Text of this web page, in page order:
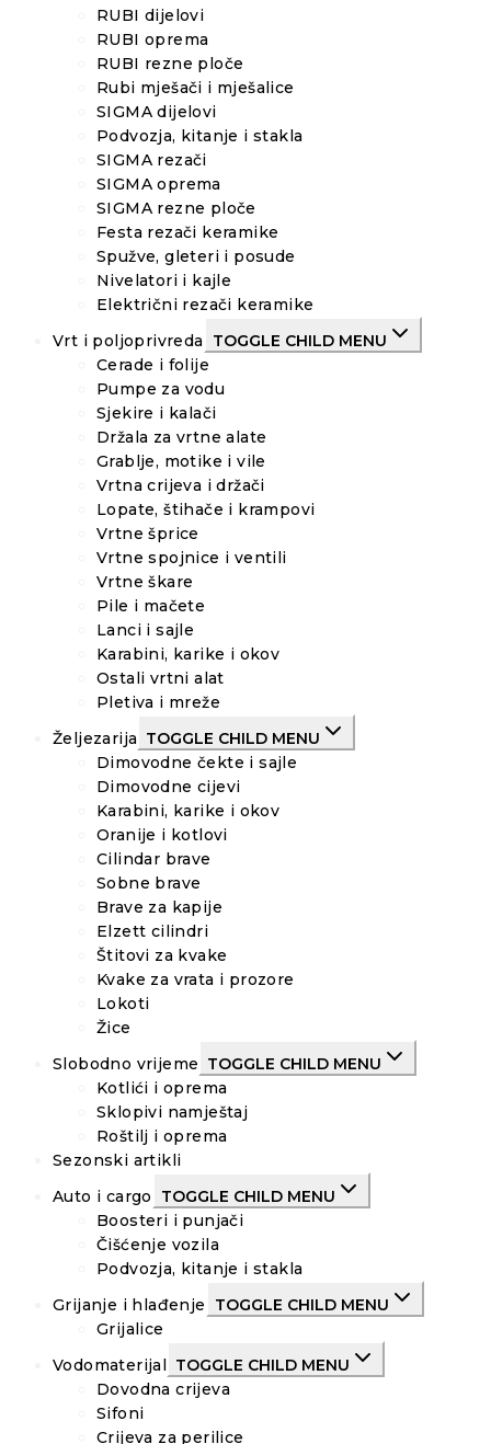
RUBI dijelovi
RUBI oprema
RUBI rezne ploče
Rubi mješači i mješalice
SIGMA dijelovi
Podvozja, kitanje i stakla
SIGMA rezači
SIGMA oprema
SIGMA rezne ploče
Festa rezači keramike
Spužve, gleteri i posude
Nivelatori i kajle
Električni rezači keramike
Vrt i poljoprivreda
TOGGLE CHILD MENU
Cerade i folije
Pumpe za vodu
Sjekire i kalači
Držala za vrtne alate
Grablje, motike i vile
Vrtna crijeva i držači
Lopate, štihače i krampovi
Vrtne šprice
Vrtne spojnice i ventili
Vrtne škare
Pile i mačete
Lanci i sajle
Karabini, karike i okov
Ostali vrtni alat
Pletiva i mreže
Željezarija TOGGLE CHILD MENU
Dimovodne čekte i sajle
Dimovodne cijevi
Karabini, karike i okov
Oranije i kotlovi
Cilindar brave
Sobne brave
Brave za kapije
Elzett cilindri
Štitovi za kvake
Kvake za vrata i prozore
Lokoti
Žice
Slobodno vrijeme TOGGLE CHILD MENU
Kotlići i oprema
Sklopivi namještaj
Roštilj i oprema
Sezonski artikli
Auto i cargo
TOGGLE CHILD MENU
Boosteri i punjači
Čišćenje vozila
Podvozja, kitanje i stakla
Grijanje i hlađenje
TOGGLE CHILD MENU
Grijalice
Vodomaterijal TOGGLE CHILD MENU
Dovodna crijeva
Sifoni
Crijeva za perilice